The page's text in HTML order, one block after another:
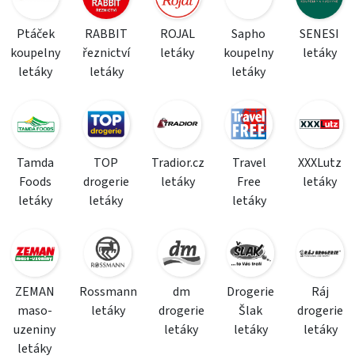
Ptáček
koupelny
letáky
RABBIT
řeznictví
letáky
ROJAL
letáky
Sapho
koupelny
letáky
SENESI
letáky
Tamda
Foods
letáky
TOP
drogerie
letáky
Tradior.cz
letáky
Travel
Free
letáky
XXXLutz
letáky
ZEMAN
maso-
uzeniny
letáky
Rossmann
letáky
dm
drogerie
letáky
Drogerie
Šlak
letáky
Ráj
drogerie
letáky